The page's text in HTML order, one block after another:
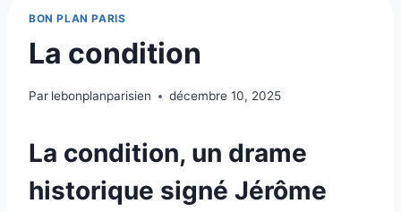
BON PLAN PARIS
La condition
Par lebonplanparisien décembre 10, 2025
La condition, un drame
historique signé Jérôme